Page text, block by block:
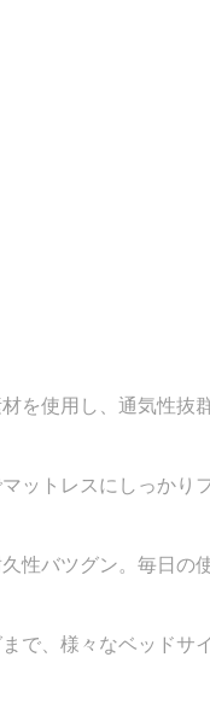
を使用し、通気性抜
ットレスにしっかり
性バツグン。毎日の
で、様々なベッドサ